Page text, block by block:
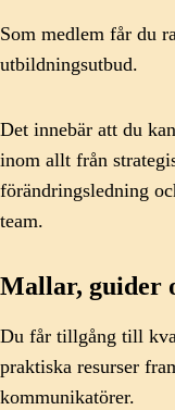
Som medlem får du
utbildningsutbud.
Det innebär att du
inom allt från
förändringsledning
team.
Mallar, guider
Du får tillgång till
praktiska resurser
kommunikatörer.